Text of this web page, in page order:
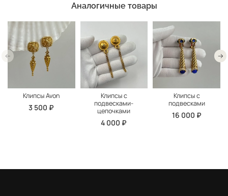
Аналогичные товары
Клипсы Avon
3 500 ₽
Клипсы с
подвесками-
цепочками
4 000 ₽
Клипсы с
подвесками
16 000 ₽